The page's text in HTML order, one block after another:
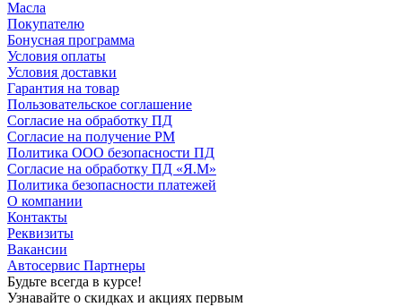
Масла
Покупателю
Бонусная программа
Условия оплаты
Условия доставки
Гарантия на товар
Пользовательское соглашение
Согласие на обработку ПД
Согласие на получение РМ
Политика ООО безопасности ПД
Согласие на обработку ПД «Я.М»
Политика безопасности платежей
О компании
Контакты
Реквизиты
Вакансии
Автосервис Партнеры
Будьте всегда в курсе!
Узнавайте о скидках и акциях первым